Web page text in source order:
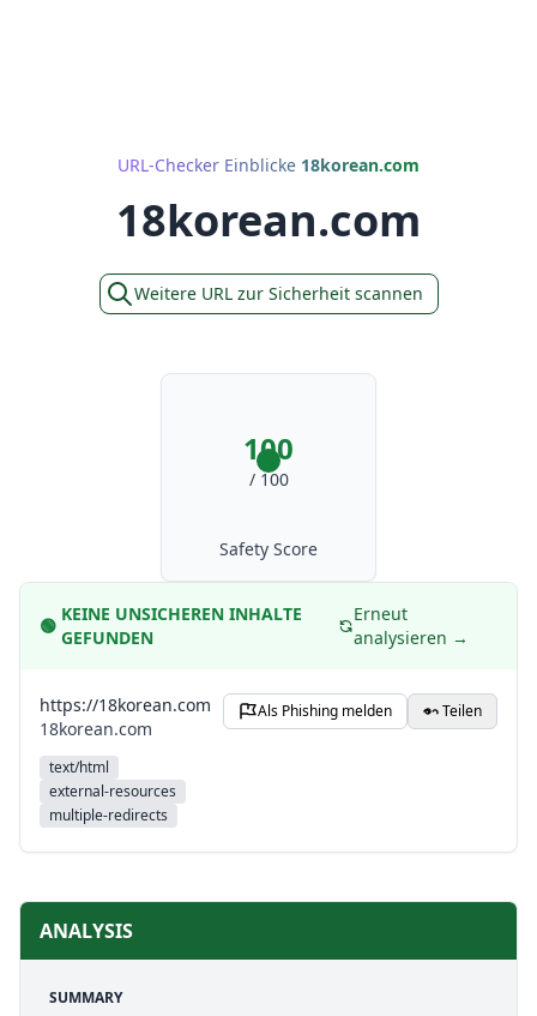
URL-Checker Einblicke 18korean.com
18korean.com
Weitere URL zur Sicherheit scannen
100
/ 100
Safety Score
🟢
KEINE UNSICHEREN INHALTE
GEFUNDEN
Erneut
analysieren →
https://18korean.com
18korean.com
text/html
external-resources
multiple-redirects
Als Phishing melden Teilen
ANALYSIS
SUMMARY